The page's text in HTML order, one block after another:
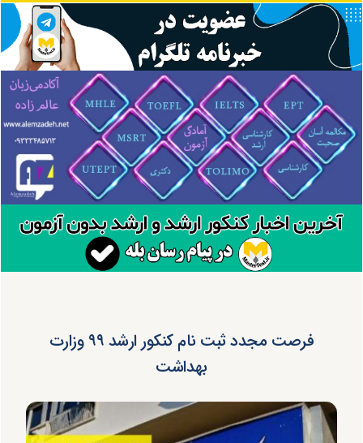
فرصت مجدد ثبت نام کنکور ارشد ۹۹ وزارت
بهداشت